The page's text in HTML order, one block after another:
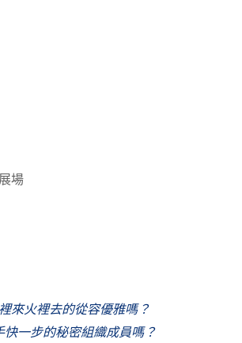
場
來火裡去的從容優雅嗎？
快一步的秘密組織成員嗎？